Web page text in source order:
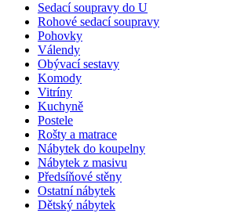
Sedací soupravy do U
Rohové sedací soupravy
Pohovky
Válendy
Obývací sestavy
Komody
Vitríny
Kuchyně
Postele
Rošty a matrace
Nábytek do koupelny
Nábytek z masivu
Předsíňové stěny
Ostatní nábytek
Dětský nábytek